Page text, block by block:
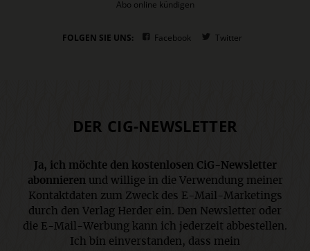
Abo online kündigen
FOLGEN SIE UNS: Facebook Twitter
DER CIG-NEWSLETTER
Ja, ich möchte den kostenlosen CiG-Newsletter
abonnierenund willige in die Verwendung meiner
Kontaktdaten zum Zweck des E-Mail-Marketings
durch den Verlag Herder ein. Den Newsletter oder
die E-Mail-Werbung kann ich jederzeit abbestellen.
Ich bin einverstanden, dass mein